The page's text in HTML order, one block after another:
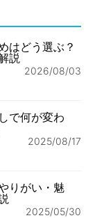
はどう選ぶ？
説
2026/08/03
で何が変わ
2025/08/17
りがい・魅
2025/05/30